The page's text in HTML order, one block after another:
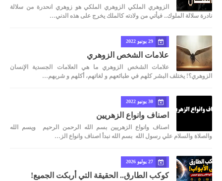
الزوهري الملكي الزوهري الملكي هو زوهري انحدرة من سلالة
نادرة سلالة الملوك.. فيأتي من ولادته كالملك يخرج على هذه الدني…
29 يونيو 2022
علامات الشخص الزوهري
علامات الشخص الزوهري ما هي العلامات الجسدية الإنسان
الزوهري؟! يختلف البشر كلهم في طبائعهم و لغاتهم، أكلهم و شربهم…
30 يونيو 2022
اصناف وانواع الزهريين
اصناف وانواع الزهريين بسم الله الرحمن الرحيم ويسم الله
والصلاة والسلام علي رسول الله بسم الله نبدأ اصناف وانواع الز…
27 يوليو 2026
كوكب الطارق.. الحقيقة التي أربكت الجميع!